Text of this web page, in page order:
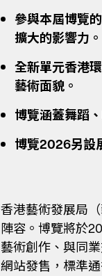
參與本屆博覽
擴大的影響力。
全新單元香港
藝術面貌。
博覽涵蓋舞蹈
博覽2026另設
香港藝術發展局
陣容。博覽將於
藝術創作、與同
網站發售，標準